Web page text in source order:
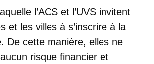
l’ACS et l’UVS invitent
et les villes à s’inscrire à la
De cette manière, elles ne
risque financier et